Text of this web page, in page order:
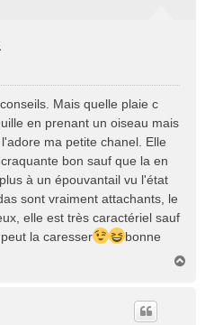
Mais quelle plaie c
en prenant un oiseau mais
ma petite chanel. Elle
bon sauf que la en
à un épouvantail vu l'état
sont vraiment attachants, le
elle est très caractériel sauf
la caresser
bonne